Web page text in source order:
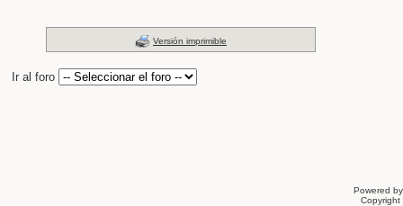
Versión imprimible
Ir al foro
Powered